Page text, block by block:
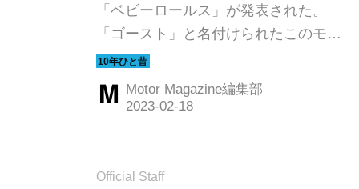
「ベビーロールス」が発表された。
「ゴースト」と名付けられたこのモデ
ルは、エンジンもシャシもファントム
とは異なる、まったくのニューモデル
だった。ここではアメリカ西海岸で行
Magazine 2010年4月号より）
Motor Magazine編集部
Official Staff